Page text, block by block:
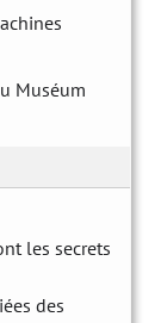
Muséum
les secrets
des